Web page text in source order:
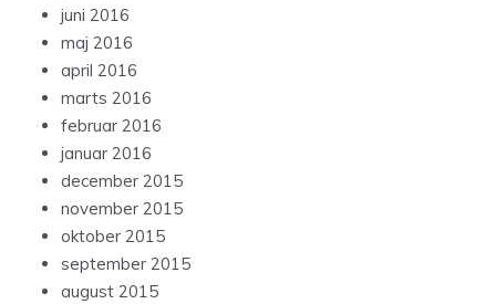
juni 2016
maj 2016
april 2016
marts 2016
februar 2016
januar 2016
december 2015
november 2015
oktober 2015
september 2015
august 2015